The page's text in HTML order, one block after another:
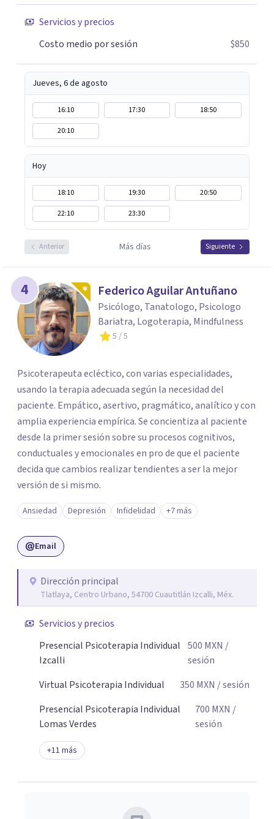
Servicios y precios
Costo medio por sesión
$850
Jueves, 6 de agosto
16:10 17:30
18:50
20:10
Hoy
18:10 19:30
20:50
22:10
23:30
Anterior Más días Siguiente
4 Federico Aguilar Antuñano
Psicólogo, Tanatologo, Psicologo
Bariatra, Logoterapia, Mindfulness
5 / 5
Psicoterapeuta ecléctico, con varias especialidades,
usando la terapia adecuada según la necesidad del
paciente. Empático, asertivo, pragmático, analítico y con
amplia experiencia empírica. Se concientiza al paciente
desde la primer sesión sobre su procesos cognitivos,
conductuales y emocionales en pro de que el paciente
decida que cambios realizar tendientes a ser la mejor
versión de si mismo.
Ansiedad Depresión Infidelidad +7 más
Email
Dirección principal
Tlatlaya, Centro Urbano, 54700 Cuautitlán Izcalli, Méx.
Servicios y precios
Presencial Psicoterapia Individual
Izcalli
500 MXN /
sesión
Virtual Psicoterapia Individual
350 MXN / sesión
Presencial Psicoterapia Individual
Lomas Verdes
700 MXN /
sesión
+11 más